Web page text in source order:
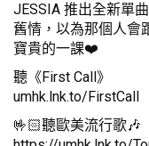
JESSIA 推出全新單
舊情，以為那個人會
寶貴的一課❤️
聽《First Call》
umhk.lnk.to/FirstCall
🤟🏻聽歐美流行歌🎶